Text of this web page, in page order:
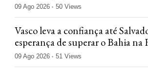
09 Ago 2026 50 Views
Vasco leva a confiança até
esperança de superar o Bahia na
09 Ago 2026 51 Views